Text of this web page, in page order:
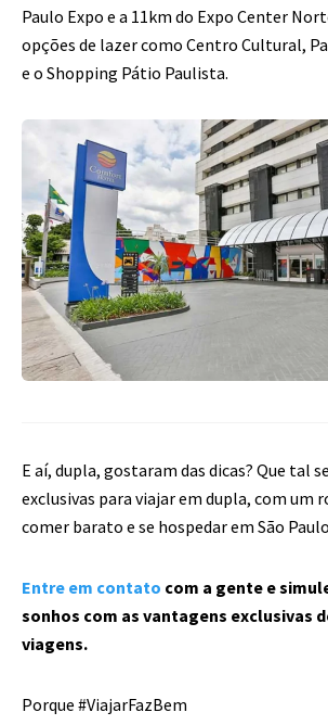
Paulo Expo e a 11km do Expo Center
opções de lazer como Centro Cultural,
e o Shopping Pátio Paulista.
E aí, dupla, gostaram das dicas? Que tal
exclusivas para viajar em dupla, com um
comer barato e se hospedar em São
Entre em contato com a gente e
sonhos com as vantagens exclusivas
viagens.
Porque #ViajarFazBem